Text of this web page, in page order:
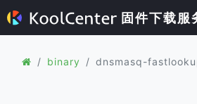
固件下载服
binary dnsmasq-